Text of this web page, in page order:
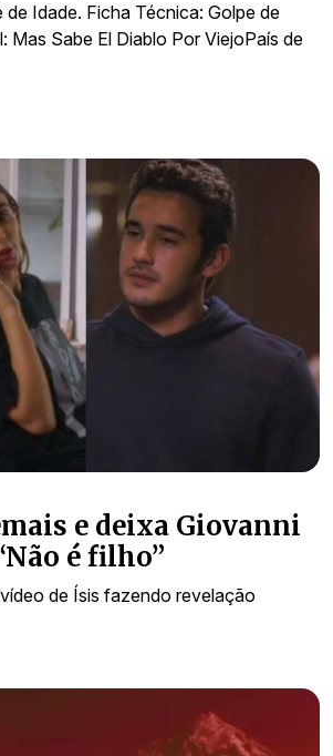
de Idade. Ficha Técnica: Golpe de
Mas Sabe El Diablo Por ViejoPaís de
e deixa Giovanni
é filho”
de Ísis fazendo revelação